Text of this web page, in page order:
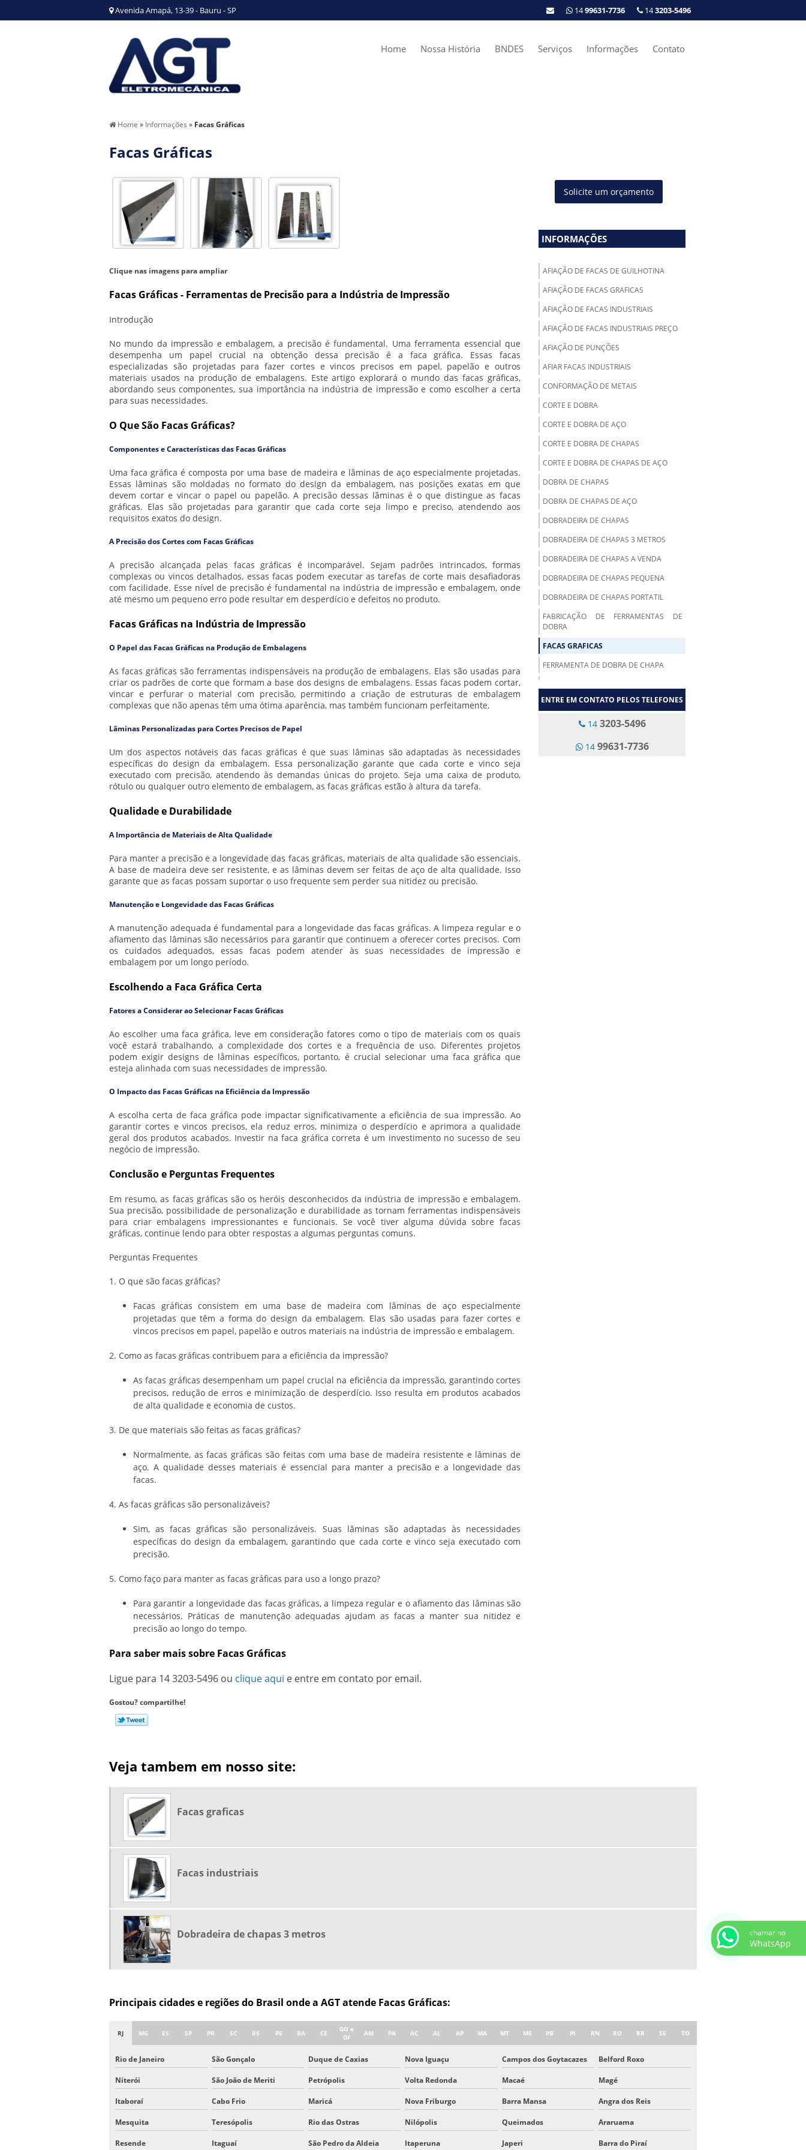
Avenida Amapá, 13-39 - Bauru - SP 143203-5496
1499631-7736
Home Nossa História BNDES Serviços Informações Contato
Home » Informações » Facas Gráficas
Facas Gráficas
Clique nas imagens para ampliar
Facas Gráficas - Ferramentas de Precisão para a Indústria de Impressão
Introdução
No mundo da impressão e embalagem, a precisão é fundamental. Uma ferramenta essencial que
desempenha um papel crucial na obtenção dessa precisão é a faca gráfica. Essas facas
especializadas são projetadas para fazer cortes e vincos precisos em papel, papelão e outros
materiais usados na produção de embalagens. Este artigo explorará o mundo das facas gráficas,
abordando seus componentes, sua importância na indústria de impressão e como escolher a certa
para suas necessidades.
O Que São Facas Gráficas?
Componentes e Características das Facas Gráficas
Uma faca gráfica é composta por uma base de madeira e lâminas de aço especialmente projetadas.
Essas lâminas são moldadas no formato do design da embalagem, nas posições exatas em que
devem cortar e vincar o papel ou papelão. A precisão dessas lâminas é o que distingue as facas
gráficas. Elas são projetadas para garantir que cada corte seja limpo e preciso, atendendo aos
requisitos exatos do design.
A Precisão dos Cortes com Facas Gráficas
A precisão alcançada pelas facas gráficas é incomparável. Sejam padrões intrincados, formas
complexas ou vincos detalhados, essas facas podem executar as tarefas de corte mais desafiadoras
com facilidade. Esse nível de precisão é fundamental na indústria de impressão e embalagem, onde
até mesmo um pequeno erro pode resultar em desperdício e defeitos no produto.
Facas Gráficas na Indústria de Impressão
O Papel das Facas Gráficas na Produção de Embalagens
As facas gráficas são ferramentas indispensáveis na produção de embalagens. Elas são usadas para
criar os padrões de corte que formam a base dos designs de embalagens. Essas facas podem cortar,
vincar e perfurar o material com precisão, permitindo a criação de estruturas de embalagem
complexas que não apenas têm uma ótima aparência, mas também funcionam perfeitamente.
Lâminas Personalizadas para Cortes Precisos de Papel
Um dos aspectos notáveis das facas gráficas é que suas lâminas são adaptadas às necessidades
específicas do design da embalagem. Essa personalização garante que cada corte e vinco seja
executado com precisão, atendendo às demandas únicas do projeto. Seja uma caixa de produto,
rótulo ou qualquer outro elemento de embalagem, as facas gráficas estão à altura da tarefa.
Qualidade e Durabilidade
A Importância de Materiais de Alta Qualidade
Para manter a precisão e a longevidade das facas gráficas, materiais de alta qualidade são essenciais.
A base de madeira deve ser resistente, e as lâminas devem ser feitas de aço de alta qualidade. Isso
garante que as facas possam suportar o uso frequente sem perder sua nitidez ou precisão.
Manutenção e Longevidade das Facas Gráficas
A manutenção adequada é fundamental para a longevidade das facas gráficas. A limpeza regular e o
afiamento das lâminas são necessários para garantir que continuem a oferecer cortes precisos. Com
os cuidados adequados, essas facas podem atender às suas necessidades de impressão e
embalagem por um longo período.
Escolhendo a Faca Gráfica Certa
Fatores a Considerar ao Selecionar Facas Gráficas
Ao escolher uma faca gráfica, leve em consideração fatores como o tipo de materiais com os quais
você estará trabalhando, a complexidade dos cortes e a frequência de uso. Diferentes projetos
podem exigir designs de lâminas específicos, portanto, é crucial selecionar uma faca gráfica que
esteja alinhada com suas necessidades de impressão.
O Impacto das Facas Gráficas na Eficiência da Impressão
A escolha certa de faca gráfica pode impactar significativamente a eficiência de sua impressão. Ao
garantir cortes e vincos precisos, ela reduz erros, minimiza o desperdício e aprimora a qualidade
geral dos produtos acabados. Investir na faca gráfica correta é um investimento no sucesso de seu
negócio de impressão.
Conclusão e Perguntas Frequentes
Em resumo, as facas gráficas são os heróis desconhecidos da indústria de impressão e embalagem.
Sua precisão, possibilidade de personalização e durabilidade as tornam ferramentas indispensáveis
para criar embalagens impressionantes e funcionais. Se você tiver alguma dúvida sobre facas
gráficas, continue lendo para obter respostas a algumas perguntas comuns.
Perguntas Frequentes
1. O que são facas gráficas?
Facas gráficas consistem em uma base de madeira com lâminas de aço especialmente
projetadas que têm a forma do design da embalagem. Elas são usadas para fazer cortes e
vincos precisos em papel, papelão e outros materiais na indústria de impressão e embalagem.
2. Como as facas gráficas contribuem para a eficiência da impressão?
As facas gráficas desempenham um papel crucial na eficiência da impressão, garantindo cortes
precisos, redução de erros e minimização de desperdício. Isso resulta em produtos acabados
de alta qualidade e economia de custos.
3. De que materiais são feitas as facas gráficas?
Normalmente, as facas gráficas são feitas com uma base de madeira resistente e lâminas de
aço. A qualidade desses materiais é essencial para manter a precisão e a longevidade das
facas.
4. As facas gráficas são personalizáveis?
Sim, as facas gráficas são personalizáveis. Suas lâminas são adaptadas às necessidades
específicas do design da embalagem, garantindo que cada corte e vinco seja executado com
precisão.
5. Como faço para manter as facas gráficas para uso a longo prazo?
Para garantir a longevidade das facas gráficas, a limpeza regular e o afiamento das lâminas são
necessários. Práticas de manutenção adequadas ajudam as facas a manter sua nitidez e
precisão ao longo do tempo.
Para saber mais sobre Facas Gráficas
Ligue para 14 3203-5496 ou clique aqui e entre em contato por email.
Gostou? compartilhe!
Solicite um orçamento
INFORMAÇÕES
AFIAÇÃO DE FACAS DE GUILHOTINA
AFIAÇÃO DE FACAS GRAFICAS
AFIAÇÃO DE FACAS INDUSTRIAIS
AFIAÇÃO DE FACAS INDUSTRIAIS PREÇO
AFIAÇÃO DE PUNÇÕES
AFIAR FACAS INDUSTRIAIS
CONFORMAÇÃO DE METAIS
CORTE E DOBRA
CORTE E DOBRA DE AÇO
CORTE E DOBRA DE CHAPAS
CORTE E DOBRA DE CHAPAS DE AÇO
DOBRA DE CHAPAS
DOBRA DE CHAPAS DE AÇO
DOBRADEIRA DE CHAPAS
DOBRADEIRA DE CHAPAS 3 METROS
DOBRADEIRA DE CHAPAS A VENDA
DOBRADEIRA DE CHAPAS PEQUENA
DOBRADEIRA DE CHAPAS PORTATIL
FABRICAÇÃO DE FERRAMENTAS DE
DOBRA
FACAS GRAFICAS
FERRAMENTA DE DOBRA DE CHAPA
FERRAMENTA PARA PRENSA VIRADEIRA
FERRAMENTAS DE DOBRADEIRA
ENTRE EM CONTATO PELOS TELEFONES
14 3203-5496
14 99631-7736
Veja tambem em nosso site:
Facas graficas
Facas industriais
Dobradeira de chapas 3 metros
Principais cidades e regiões do Brasil onde a AGT atende Facas Gráficas:
RJ MG ES SP PR SC RS PE BA CE
GO e
DF
AM PA AC AL AP MA MT MS PB PI RN RO RR SE TO
Rio de Janeiro São Gonçalo Duque de Caxias Nova Iguaçu Campos dos Goytacazes Belford Roxo
Niterói São João de Meriti Petrópolis Volta Redonda Macaé Magé
Itaboraí Cabo Frio Maricá Nova Friburgo Barra Mansa Angra dos Reis
Mesquita Teresópolis Rio das Ostras Nilópolis Queimados Araruama
Resende Itaguaí São Pedro da Aldeia Itaperuna Japeri Barra do Piraí
chamar no
WhatsApp